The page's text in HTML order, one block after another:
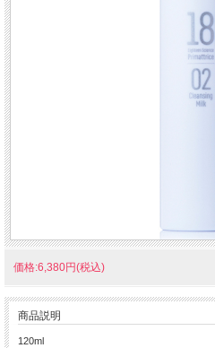
価格:6,380円(税込)
商品説明
120ml